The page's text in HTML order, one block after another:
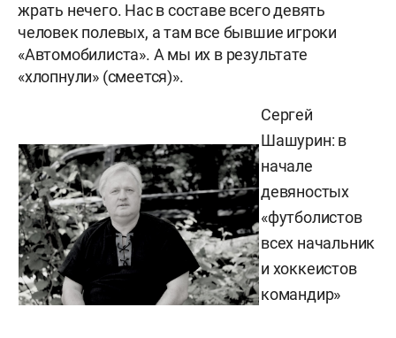
жрать нечего. Нас в составе всего девять
человек полевых, а там все бывшие игроки
«Автомобилиста». А мы их в результате
«хлопнули» (смеется)».
Сергей
Шашурин: в
начале
девяностых
«футболистов
всех начальник
и хоккеистов
командир»